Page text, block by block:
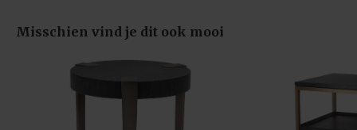
Misschien vind je dit ook mooi